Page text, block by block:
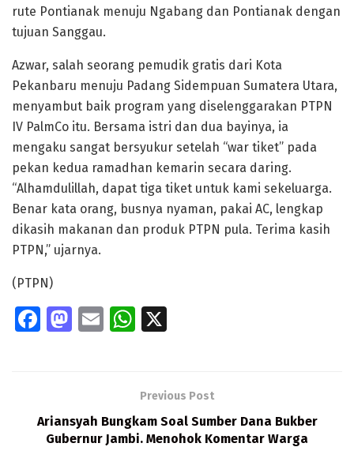
rute Pontianak menuju Ngabang dan Pontianak dengan
tujuan Sanggau.
Azwar, salah seorang pemudik gratis dari Kota
Pekanbaru menuju Padang Sidempuan Sumatera Utara,
menyambut baik program yang diselenggarakan PTPN
IV PalmCo itu. Bersama istri dan dua bayinya, ia
mengaku sangat bersyukur setelah “war tiket” pada
pekan kedua ramadhan kemarin secara daring.
“Alhamdulillah, dapat tiga tiket untuk kami sekeluarga.
Benar kata orang, busnya nyaman, pakai AC, lengkap
dikasih makanan dan produk PTPN pula. Terima kasih
PTPN,” ujarnya.
(PTPN)
Fa
o
k
M
o
n
E
W
s
A
p
Previous Post
Ariansyah Bungkam Soal Sumber Dana Bukber
Gubernur Jambi. Menohok Komentar Warga